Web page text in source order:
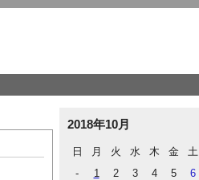
2018年10月
日 月 火 水 木 金
土
-
1 2 3 4 5
6